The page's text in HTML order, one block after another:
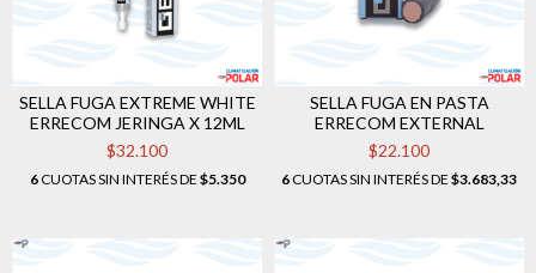
SELLA FUGA EXTREME WHITE
ERRECOM JERINGA X 12ML
$32.100
6CUOTAS SIN INTERÉS DE $5.350
SELLA FUGA EN PASTA
ERRECOM EXTERNAL
$22.100
6CUOTAS SIN INTERÉS DE $3.683,33